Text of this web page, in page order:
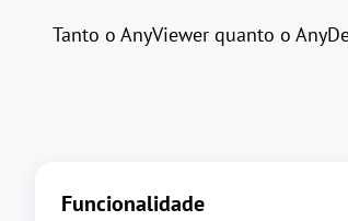
Tanto o AnyViewer quanto o
Funcionalidade